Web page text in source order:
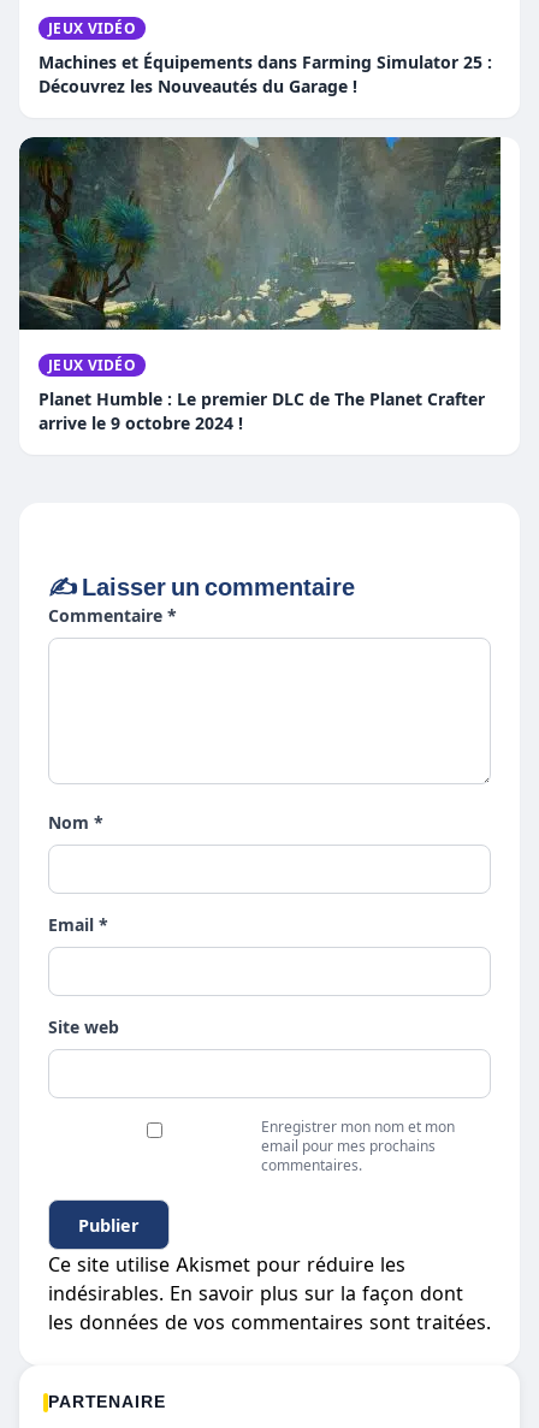
JEUX VIDÉO
Machines et Équipements dans Farming Simulator 25 :
Découvrez les Nouveautés du Garage !
JEUX VIDÉO
Planet Humble : Le premier DLC de The Planet Crafter
arrive le 9 octobre 2024 !
✍️ Laisser un commentaire
Commentaire *
Nom *
Email *
Site web
Enregistrer mon nom et mon
email pour mes prochains
commentaires.
Ce site utilise Akismet pour réduire les
indésirables. En savoir plus sur la façon dont
les données de vos commentaires sont traitées.
PARTENAIRE